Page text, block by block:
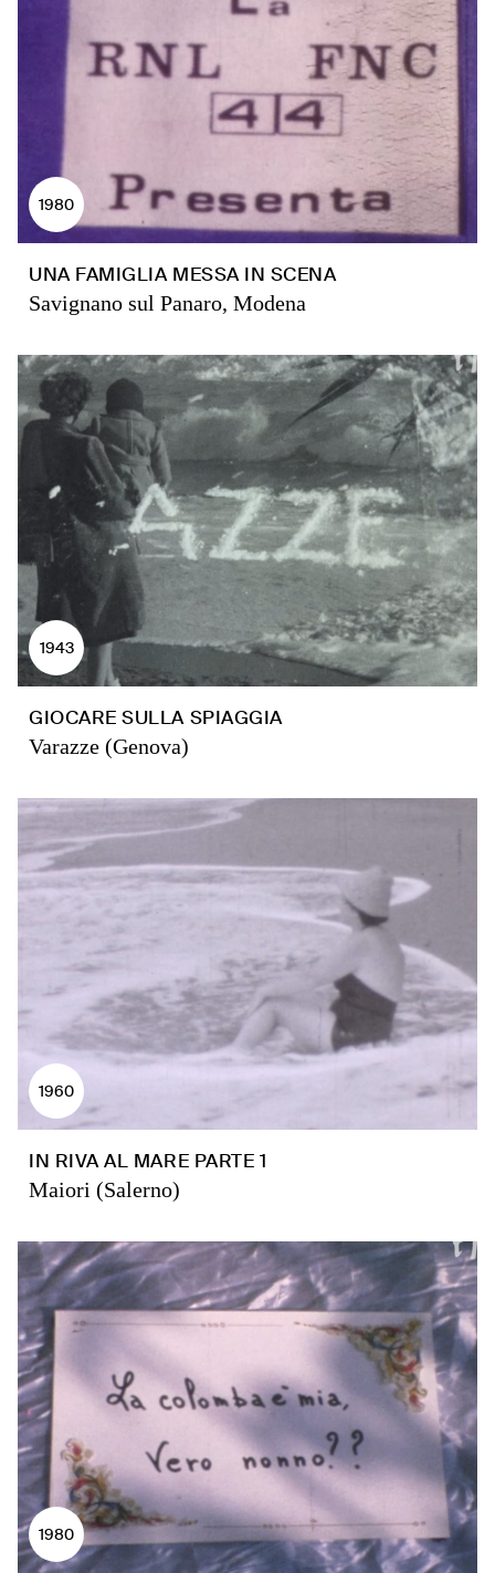
1980
UNA FAMIGLIA MESSA IN SCENA
Savignano sul Panaro, Modena
1943
GIOCARE SULLA SPIAGGIA
Varazze (Genova)
1960
IN RIVA AL MARE PARTE 1
Maiori (Salerno)
1980